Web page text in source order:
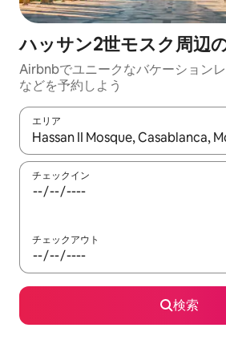
ハッサン2世モスク⁠周⁠辺⁠
Airbnbでユニークなバ⁠ケ⁠ー⁠シ⁠ョ⁠ン
な⁠ど⁠を予⁠約⁠し⁠よ⁠う
エリア
検索結果が表示されたら、上下の矢
チェックイン
チェックアウト
検索